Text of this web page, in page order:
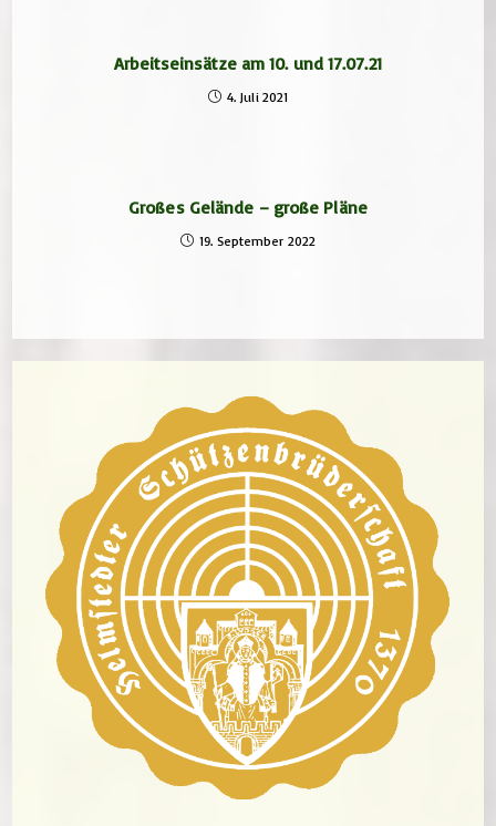
Arbeitseinsätze am 10. und 17.07.21
4. Juli 2021
Großes Gelände – große Pläne
19. September 2022